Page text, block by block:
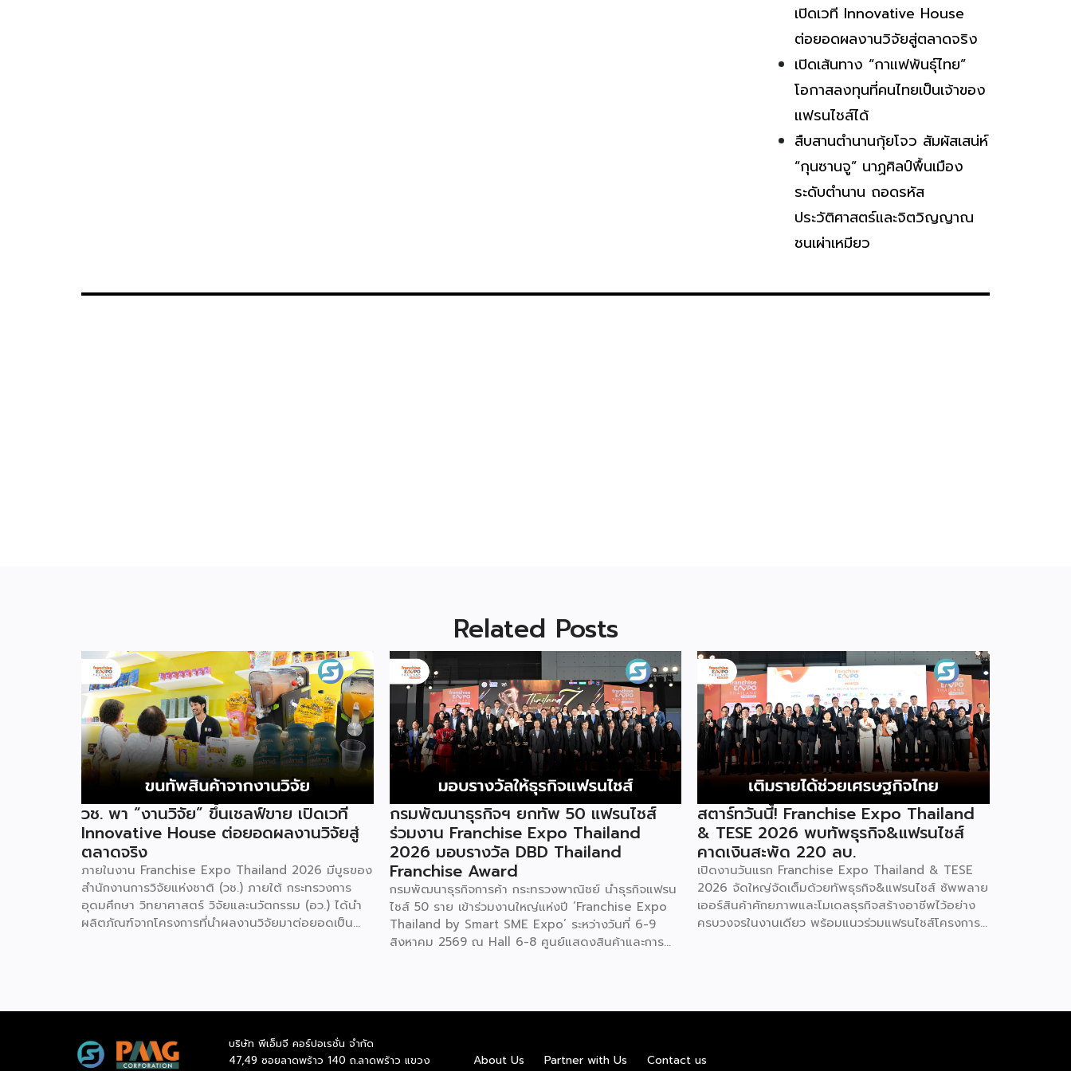
เปิดเวที Innovative House
ต่อยอดผลงานวิจัยสู่ตลาดจริง
เปิดเส้นทาง “กาแฟพันธุ์ไทย”
โอกาสลงทุนที่คนไทยเป็นเจ้าของ
แฟรนไชส์ได้
สืบสานตำนานกุ้ยโจว สัมผัสเสน่ห์
“กุนซานจู” นาฏศิลป์พื้นเมือง
ระดับตำนาน ถอดรหัส
ประวัติศาสตร์และจิตวิญญาณ
ชนเผ่าเหมียว
Related Posts
วช. พา “งานวิจัย” ขึ้นเชลฟ์ขาย เปิดเวที
Innovative House ต่อยอดผลงานวิจัยสู่
ตลาดจริง
ภายในงาน Franchise Expo Thailand 2026 มีบูธของ
สำนักงานการวิจัยแห่งชาติ (วช.) ภายใต้ กระทรวงการ
อุดมศึกษา วิทยาศาสตร์ วิจัยและนวัตกรรม (อว.) ได้นำ
ผลิตภัณฑ์จากโครงการที่นำผลงานวิจัยมาต่อยอดเป็น
อาวุโส แน่นอนว่านี่เป็นหน่วยงานผู้อยู่เบื้องหลังงานวิจัย
ในบูธครั้งนี้เป็นส่วนหนึ่งของทุนที่ วช. สนับสนุนภายใต้ชุด
โครงการ Innovative House ซึ่งมีเป้าหมายชัดเจน คือ
กรมพัฒนาธุรกิจฯ ยกทัพ 50 แฟรนไชส์
ร่วมงาน Franchise Expo Thailand
2026 มอบรางวัล DBD Thailand
Franchise Award
กรมพัฒนาธุรกิจการค้า กระทรวงพาณิชย์ นำธุรกิจแฟรน
ไชส์ 50 ราย เข้าร่วมงานใหญ่แห่งปี ‘Franchise Expo
Thailand by Smart SME Expo’ ระหว่างวันที่ 6-9
สิงหาคม 2569 ณ Hall 6-8 ศูนย์แสดงสินค้าและการ
รมฯ นายพูนพงษ์ นัยนาภากรณ์ อธิบดีกรมพัฒนา
สมาร์ท เอสเอ็มอี เอ็กซ์โป (Franchise Expo Thailand
สตาร์ทวันนี้! Franchise Expo Thailand
& TESE 2026 พบทัพธุรกิจ&แฟรนไชส์
คาดเงินสะพัด 220 ลบ.
เปิดงานวันแรก Franchise Expo Thailand & TESE
2026 จัดใหญ่จัดเต็มด้วยทัพธุรกิจ&แฟรนไชส์ ซัพพลาย
เออร์สินค้าศักยภาพและโมเดลธุรกิจสร้างอาชีพไว้อย่าง
ครบวงจรในงานเดียว พร้อมแนวร่วมแฟรนไชส์โครงการ
ในงานด้วยสินเชื่อ และทำเลทองทั่วประเทศ พร้อมเสวนา
6-9 สิงหาคมนี้ ที่ฮอลล์ 6-8 อิมแพ็คเมืองทองธานี
บริษัท พีเอ็มจี คอร์ปอเรชั่น จำกัด
47,49 ซอยลาดพร้าว 140 ถ.ลาดพร้าว แขวง
About Us Partner with Us Contact us